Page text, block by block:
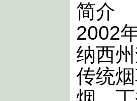
简介
2002
纳西
传统